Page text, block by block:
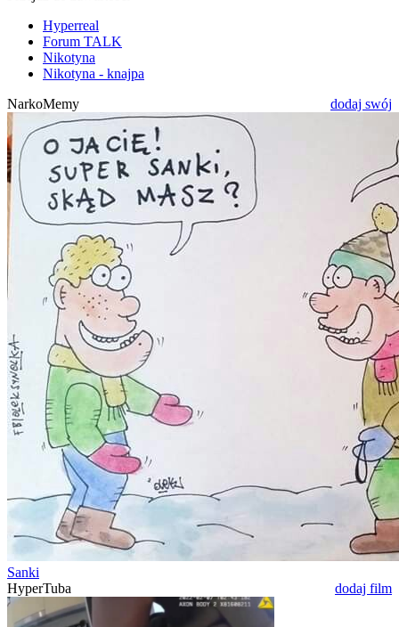
Hyperreal
Forum TALK
Nikotyna
Nikotyna - knajpa
NarkoMemy
dodaj swój
Sanki
HyperTuba
dodaj film